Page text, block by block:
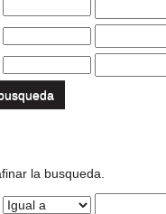
la busqueda.